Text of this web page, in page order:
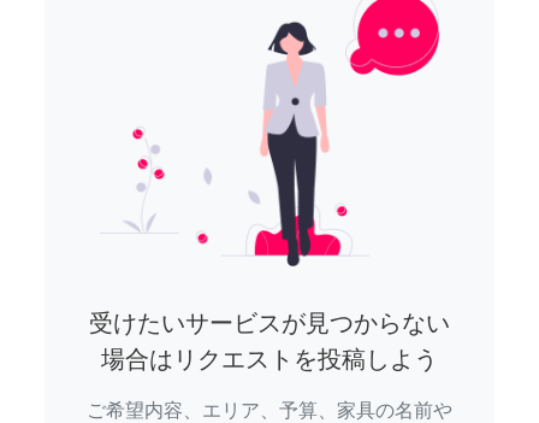
受けたいサービスが見つからない
場合はリクエストを投稿しよう
ご希望内容、エリア、予算、家具の名前や